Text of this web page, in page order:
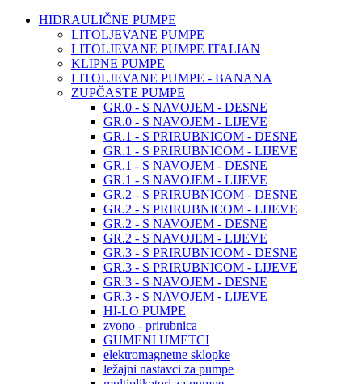
HIDRAULIČNE PUMPE
LITOLJEVANE PUMPE
LITOLJEVANE PUMPE ITALIAN
KLIPNE PUMPE
LITOLJEVANE PUMPE - BANANA
ZUPČASTE PUMPE
GR.0 - S NAVOJEM - DESNE
GR.0 - S NAVOJEM - LIJEVE
GR.1 - S PRIRUBNICOM - DESNE
GR.1 - S PRIRUBNICOM - LIJEVE
GR.1 - S NAVOJEM - DESNE
GR.1 - S NAVOJEM - LIJEVE
GR.2 - S PRIRUBNICOM - DESNE
GR.2 - S PRIRUBNICOM - LIJEVE
GR.2 - S NAVOJEM - DESNE
GR.2 - S NAVOJEM - LIJEVE
GR.3 - S PRIRUBNICOM - DESNE
GR.3 - S PRIRUBNICOM - LIJEVE
GR.3 - S NAVOJEM - DESNE
GR.3 - S NAVOJEM - LIJEVE
HI-LO PUMPE
zvono - prirubnica
GUMENI UMETCI
elektromagnetne sklopke
ležajni nastavci za pumpe